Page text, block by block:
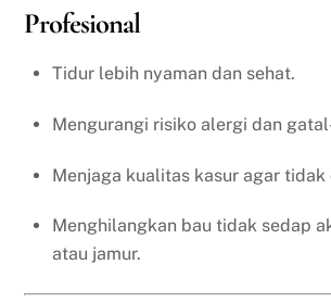
Profesional
Tidur lebih nyaman dan sehat.
Mengurangi risiko alergi dan
Menjaga kualitas kasur agar tidak
Menghilangkan bau tidak sedap
atau jamur.